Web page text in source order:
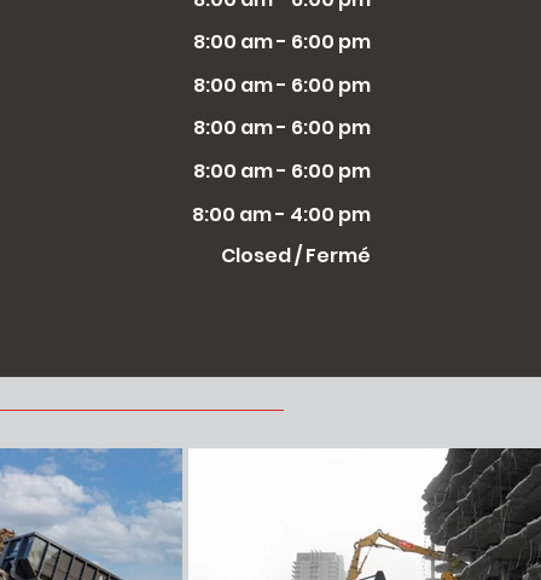
8:00 am - 6:00 pm
8:00 am - 6:00 pm
8:00 am - 6:00 pm
8:00 am - 6:00 pm
8:00 am - 4:00 pm
Closed / Fermé